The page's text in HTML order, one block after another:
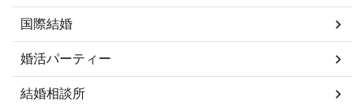
国際結婚
婚活パーティー
結婚相談所